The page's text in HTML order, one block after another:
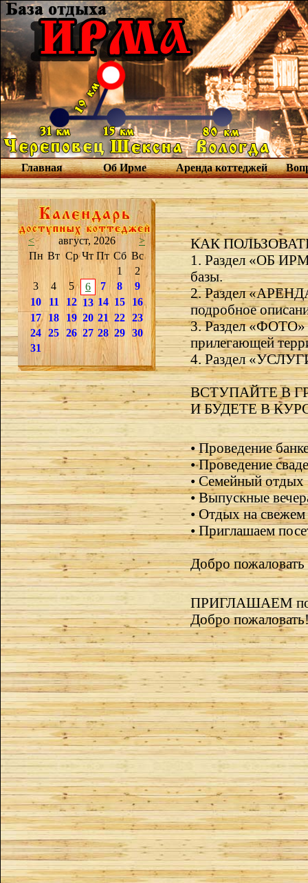
Главная Об Ирме Аренда коттеджей
< август, 2026
>
Пн Вт Ср Чт Пт Сб Вс
1
2
3
4 5 6 7 8
9
10
11 12 13 14 15
16
17
18 19 20 21 22 23
24 25 26 27 28 29 30
31
КАК
1. Раздел «ОБ
базы.
2. Раздел
подробное
3. Раздел «ФОТО»
прилегающей
4. Раздел
ВСТУПАЙТЕ В
И БУДЕТЕ В
• Проведение
• Проведение
• Семейный отдых
• Выпускные
• Отдых на свежем
• Приглашаем
Добро
ПРИГЛАШАЕМ
Добро